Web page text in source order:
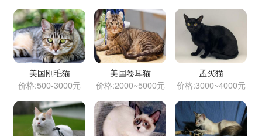
美国刚毛猫
价格:500-3000元
美国卷耳猫
价格:2000~5000元
孟买猫
价格:3000~4000元